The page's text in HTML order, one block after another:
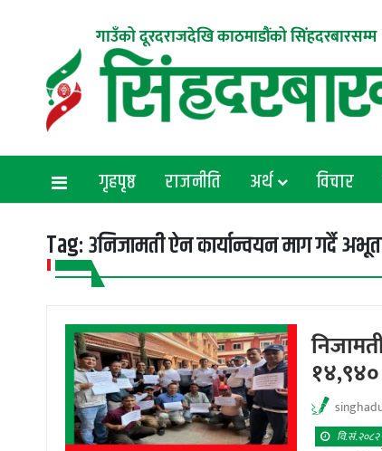
गाउँको दूरदराजदेखि काठमाडौंको सिंहदरबारसम्म
गृहपृष्ठ राजनीति अर्थ विचार
Tag:३निजामती ऐन कार्यान्वयन माग गर्दै
१४,९४०
वि.सं.२०८२